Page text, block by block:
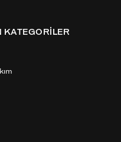
KATEGORİLER